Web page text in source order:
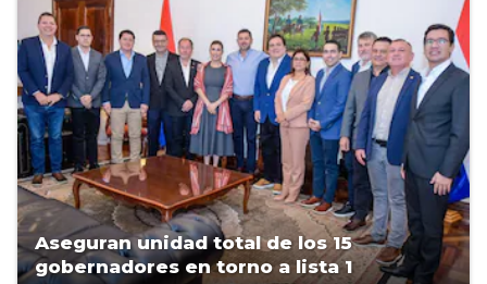
Aseguran unidad total de los 15
gobernadores en torno a lista 1